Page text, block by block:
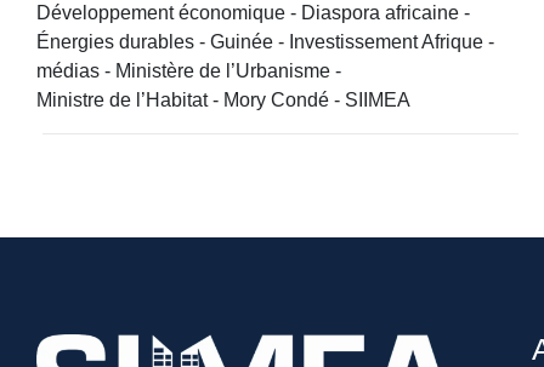
Développement économique - Diaspora africaine -
Énergies durables - Guinée - Investissement Afrique -
médias - Ministère de l’Urbanisme -
Ministre de l’Habitat- Mory Condé - SIIMEA